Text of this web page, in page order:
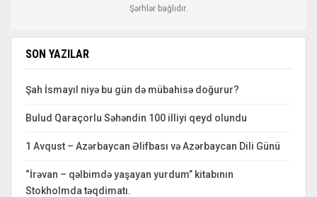
Şərhlər bağlıdır.
SON YAZILAR
Şah İsmayıl niyə bu gün də mübahisə doğurur?
Bulud Qaraçorlu Səhəndin 100 illiyi qeyd olundu
1 Avqust – Azərbaycan Əlifbası və Azərbaycan Dili Günü
“İrəvan – qəlbimdə yaşayan yurdum” kitabının
Stokholmda təqdimatı.